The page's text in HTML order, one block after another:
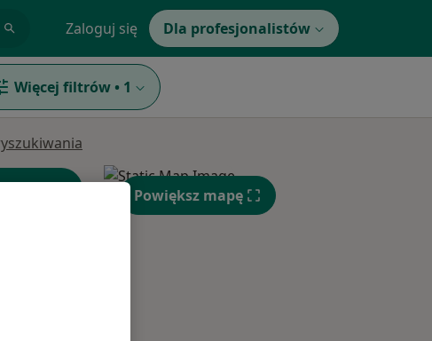
Zaloguj się Dla profesjonalistów
Więcej filtrów • 1
Powiększ mapę